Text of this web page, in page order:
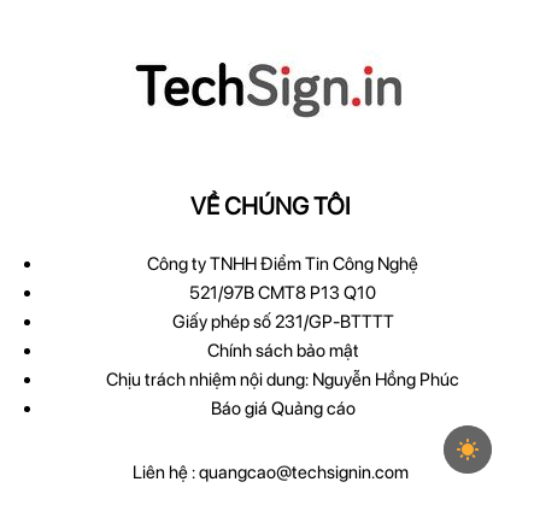
VỀ CHÚNG TÔI
Công ty TNHH Điểm Tin Công Nghệ
521/97B CMT8 P13 Q10
Giấy phép số 231/GP-BTTTT
Chính sách bảo mật
Chịu trách nhiệm nội dung: Nguyễn Hồng Phúc
Báo giá Quảng cáo
Liên hệ :quangcao@techsignin.com